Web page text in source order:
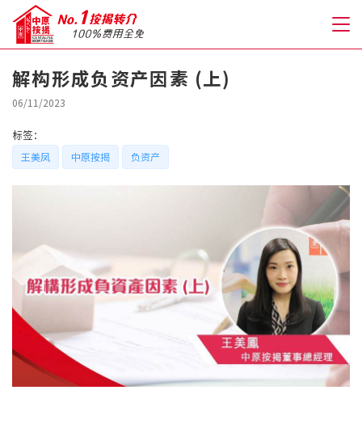
关于我们
格到至抵按揭
免费开户转介服务
私人贷款
优惠礼遇
新盘优越按揭优惠
解构形成负资产因素 (上)
06/11/2023
标签：
王美凤 中原按揭 负资产